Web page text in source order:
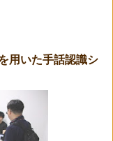
用いた手話認識シ